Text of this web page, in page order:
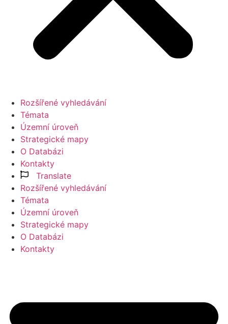
Rozšířené vyhledávání
Témata
Územní úroveň
Strategické mapy
O Databázi
Kontakty
Translate
Rozšířené vyhledávání
Témata
Územní úroveň
Strategické mapy
O Databázi
Kontakty